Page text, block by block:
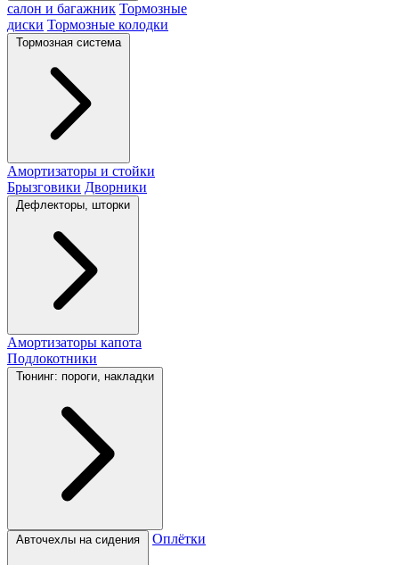
салон и багажник Тормозные
диски Тормозные колодки
Тормозная система
Амортизаторы и стойки
Брызговики Дворники
Дефлекторы, шторки
Амортизаторы капота
Подлокотники
Тюнинг: пороги, накладки
Авточехлы на сидения Оплётки